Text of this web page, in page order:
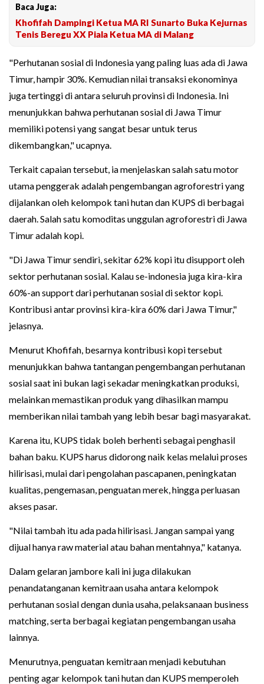
Baca Juga:
Khofifah Dampingi Ketua MA RI Sunarto Buka Kejurnas
Tenis Beregu XX Piala Ketua MA di Malang
"Perhutanan sosial di Indonesia yang paling luas ada di Jawa
Timur, hampir 30%. Kemudian nilai transaksi ekonominya
juga tertinggi di antara seluruh provinsi di Indonesia. Ini
menunjukkan bahwa perhutanan sosial di Jawa Timur
memiliki potensi yang sangat besar untuk terus
dikembangkan," ucapnya.
Terkait capaian tersebut, ia menjelaskan salah satu motor
utama penggerak adalah pengembangan agroforestri yang
dijalankan oleh kelompok tani hutan dan KUPS di berbagai
daerah. Salah satu komoditas unggulan agroforestri di Jawa
Timur adalah kopi.
"Di Jawa Timur sendiri, sekitar 62% kopi itu disupport oleh
sektor perhutanan sosial. Kalau se-indonesia juga kira-kira
60%-an support dari perhutanan sosial di sektor kopi.
Kontribusi antar provinsi kira-kira 60% dari Jawa Timur,"
jelasnya.
Menurut Khofifah, besarnya kontribusi kopi tersebut
menunjukkan bahwa tantangan pengembangan perhutanan
sosial saat ini bukan lagi sekadar meningkatkan produksi,
melainkan memastikan produk yang dihasilkan mampu
memberikan nilai tambah yang lebih besar bagi masyarakat.
Karena itu, KUPS tidak boleh berhenti sebagai penghasil
bahan baku. KUPS harus didorong naik kelas melalui proses
hilirisasi, mulai dari pengolahan pascapanen, peningkatan
kualitas, pengemasan, penguatan merek, hingga perluasan
akses pasar.
"Nilai tambah itu ada pada hilirisasi. Jangan sampai yang
dijual hanya raw material atau bahan mentahnya," katanya.
Dalam gelaran jambore kali ini juga dilakukan
penandatanganan kemitraan usaha antara kelompok
perhutanan sosial dengan dunia usaha, pelaksanaan business
matching, serta berbagai kegiatan pengembangan usaha
lainnya.
Menurutnya, penguatan kemitraan menjadi kebutuhan
penting agar kelompok tani hutan dan KUPS memperoleh